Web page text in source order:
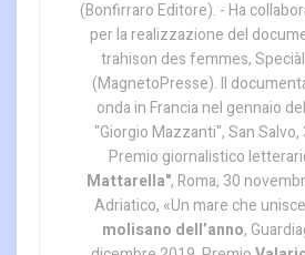
(Bonfirraro Editore). - Ha
per la realizzazione del
trahison des femmes,
(MagnetoPresse). Il
onda in Francia nel gennaio
"Giorgio Mazzanti", San
Premio giornalistico
Mattarella", Roma, 30
Adriatico, «Un mare che
molisano dell’anno,